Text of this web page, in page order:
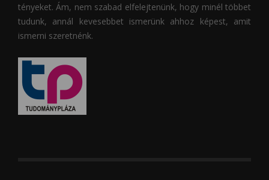
tényeket. Ám, nem szabad elfelejtenünk, hogy minél többet
tudunk, annál kevesebbet ismerünk ahhoz képest, amit
ismerni szeretnénk.